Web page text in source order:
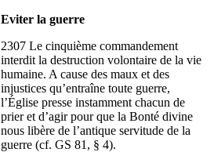
Eviter la guerre
2307 Le cinquième commandement
interdit la destruction volontaire de la vie
humaine. A cause des maux et des
injustices qu’entraîne toute guerre,
l’Église presse instamment chacun de
prier et d’agir pour que la Bonté divine
nous libère de l’antique servitude de la
guerre (cf. GS 81, § 4).